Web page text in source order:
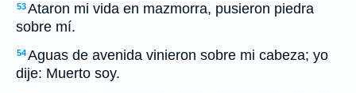
53Ataron mi vida en mazmorra, pusieron piedra
sobre mí.
54Aguas de avenida vinieron sobre mi cabeza; yo
dije: Muerto soy.